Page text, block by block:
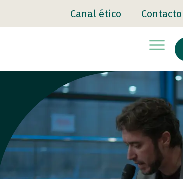
Canal ético Contacto